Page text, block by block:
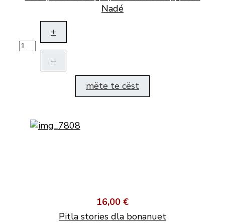
Nadé
+
–
mëte te cëst
16,00 €
Pitla stories dla bonanuet